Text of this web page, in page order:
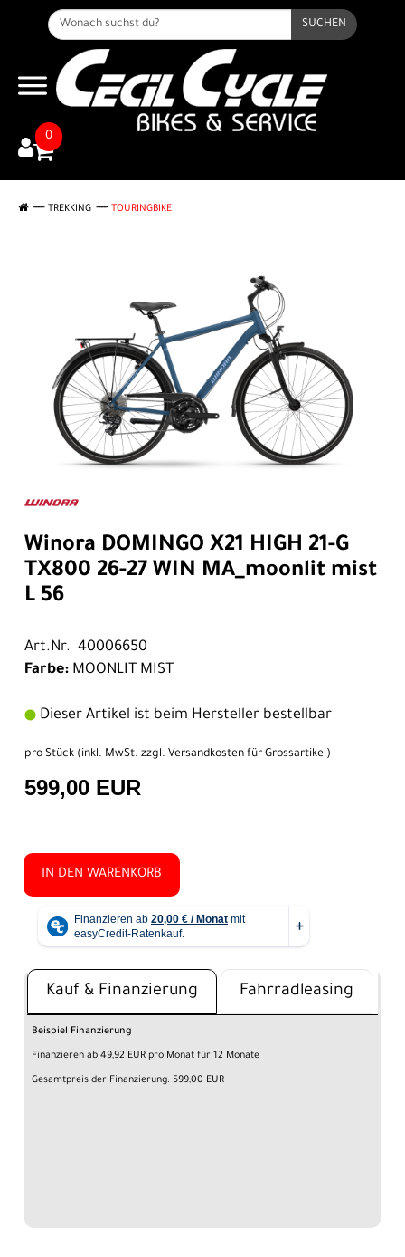
SUCHEN
0
TREKKING TOURINGBIKE
Winora DOMINGO X21 HIGH 21-G
TX800 26-27 WIN MA_moonlit mist
L 56
Art.Nr. 40006650
Farbe: MOONLIT MIST
Dieser Artikel ist beim Hersteller bestellbar
pro Stück (inkl. MwSt. zzgl. Versandkosten für Grossartikel)
599,00 EUR
IN DEN WARENKORB
Kauf & Finanzierung Fahrradleasing
Beispiel Finanzierung
Finanzieren ab 49,92 EUR pro Monat für 12 Monate
Gesamtpreis der Finanzierung: 599,00 EUR